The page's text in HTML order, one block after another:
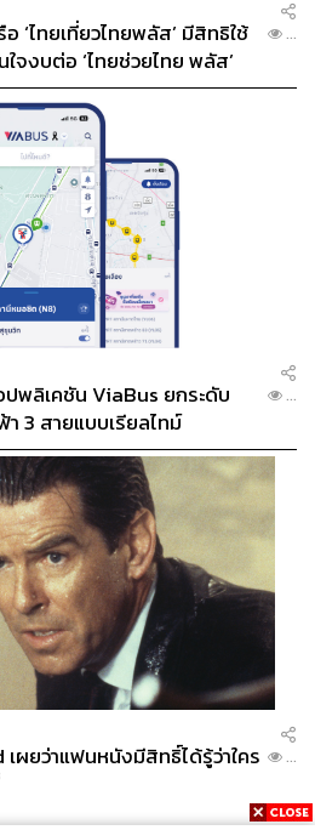
อ ‘ไทยเที่ยวไทยพลัส’ มีสิทธิใช้
จงบต่อ ‘ไทยช่วยไทย พลัส’
...
พลิเคชัน ViaBus ยกระดับ
3 สายแบบเรียลไทม์
...
ผยว่าแฟนหนังมีสิทธิ์ได้รู้ว่าใคร
...